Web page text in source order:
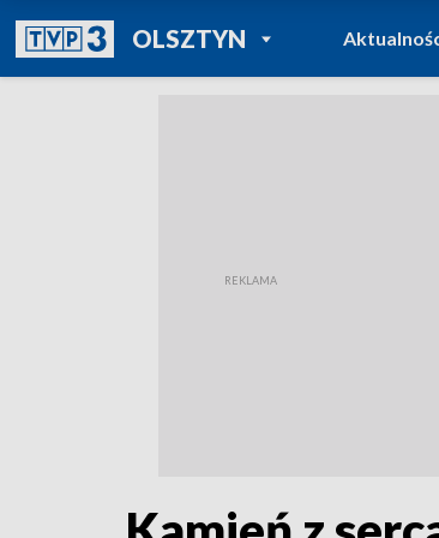
OLSZTYNPOWRÓT DO
TVP REGIONY